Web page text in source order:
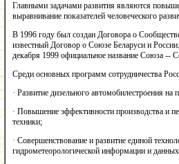
Главными задачами развития являются
выравнивание показателей человеческого
В 1996 году был создан Договора о
известный Договор о Союзе Беларуси и
декабря 1999 официальное название Союза --
Среди основных программ сотрудничества
· Развитие дизельного автомобилестроения на
· Повышение эффективности производства и
техники;
· Совершенствование и развитие единой
гидрометеорологической информации и